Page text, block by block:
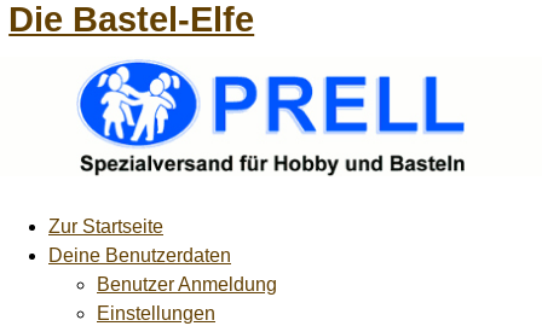
Die Bastel-Elfe
Zur Startseite
Deine Benutzerdaten
Benutzer Anmeldung
Einstellungen